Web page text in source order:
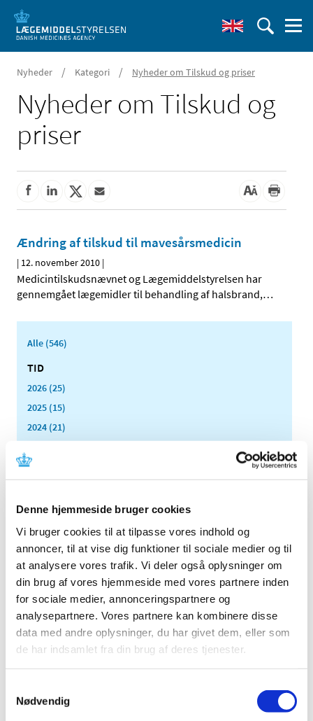
Denne hjemmeside bruger cookies
Vi bruger cookies til at tilpasse vores indhold og
annoncer, til at vise dig funktioner til sociale medier og til
at analysere vores trafik. Vi deler også oplysninger om
din brug af vores hjemmeside med vores partnere inden
for sociale medier, annonceringspartnere og
analysepartnere. Vores partnere kan kombinere disse
data med andre oplysninger, du har givet dem, eller som
de har indsamlet fra din brug af deres tjenester.
Nødvendig
Nyheder / Kategori / Nyheder om Tilskud og priser
Nyheder om Tilskud og
priser
Ændring af tilskud til mavesårsmedicin
| 12. november 2010 |
Medicintilskudsnævnet og Lægemiddelstyrelsen har
gennemgået lægemidler til behandling af halsbrand,…
Alle (546)
TID
2026 (25)
2025 (15)
2024 (21)
2022 (11)
2020 (19)
2019 (44)
2018 (46)
2017 (38)
2016 (48)
2015 (31)
2014 (44)
2013 (45)
2010 (7)